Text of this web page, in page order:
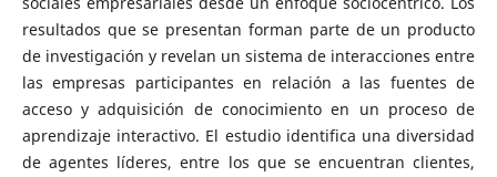
resultados que se presentan forman parte de un producto
de investigación y revelan un sistema de interacciones entre
las empresas participantes en relación a las fuentes de
acceso y adquisición de conocimiento en un proceso de
aprendizaje interactivo. El estudio identifica una diversidad
de agentes líderes, entre los que se encuentran clientes,